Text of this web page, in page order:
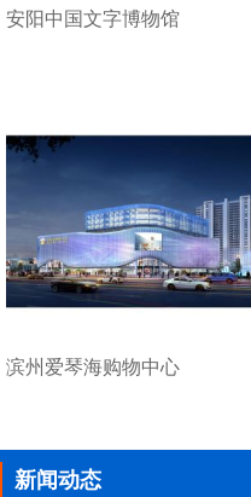
安阳中国文字博物馆
滨州爱琴海购物中心
新闻动态